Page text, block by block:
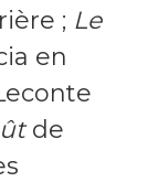
; Le
en
de